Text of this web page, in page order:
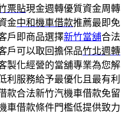
票貼現金週轉優質資金周轉
金中和機車借款推薦最即免
戶即商品選擇新竹當舖合法
戶可以取回擔保品竹北週轉
製化經營的當舖專業為您解
利服務給予最優化且最有利
款合法新竹汽機車借款免留
車借款條件門檻低提供致力